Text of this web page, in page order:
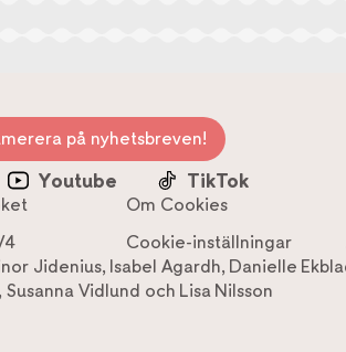
på nyhetsbreven!
Youtube TikTok
Om Cookies
Cookie-inställningar
Jidenius, Isabel Agardh, Danielle
, Susanna Vidlund och Lisa Nilsson